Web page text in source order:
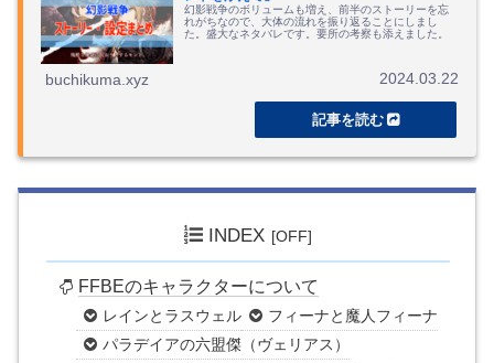
幻影戦争のボリュームも増え、前半のストーリーを忘
れがちなので、大体の流れを振り返ることにしまし
た。盛大なネタバレです。要所の考察も添えました。
buchikuma.xyz 2024.03.22
INDEX
FFBEのキャラクターについて
レインとラスウェル
フィーナと魔人フィーナ
パラデイアの六盟傑（ヴェリアス）